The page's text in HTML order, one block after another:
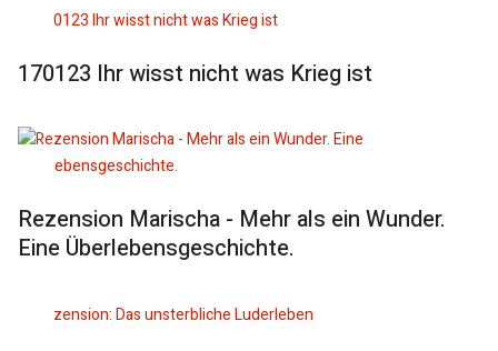
170123 Ihr wisst nicht was Krieg ist
Rezension Marischa - Mehr als ein Wunder.
Eine Überlebensgeschichte.